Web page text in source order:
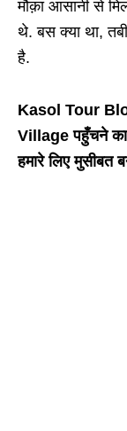
मौक़ा आसानी से
थे. बस क्या था,
है.
Kasol Tour
Village पहुँचने का
हमारे लिए मुसीबत